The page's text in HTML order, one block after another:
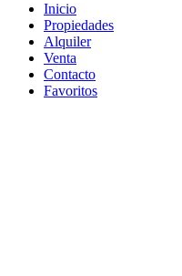
Inicio
Propiedades
Alquiler
Venta
Contacto
Favoritos